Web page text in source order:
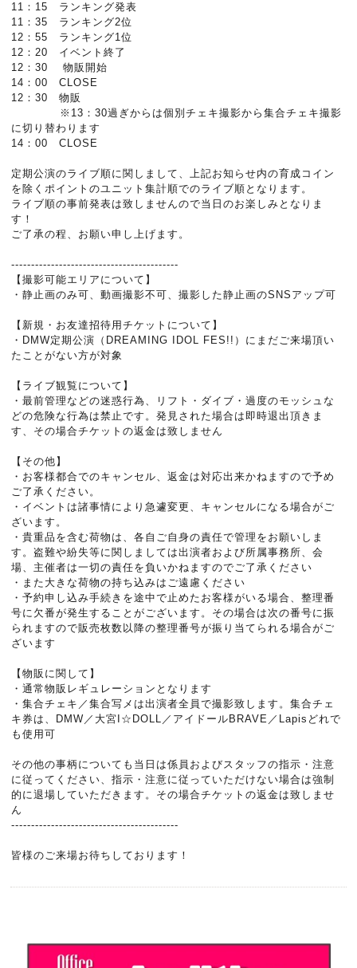
11：15 ランキング発表
11：35 ランキング2位
12：55 ランキング1位
12：20 イベント終了
12：30 物販開始
14：00 CLOSE
12：30 物販
※13：30過ぎからは個別チェキ撮影から集合チェキ撮影
に切り替わります
14：00 CLOSE
定期公演のライブ順に関しまして、上記お知らせ内の育成コイン
を除くポイントのユニット集計順でのライブ順となります。
ライブ順の事前発表は致しませんので当日のお楽しみとなりま
す！
ご了承の程、お願い申し上げます。
------------------------------------------
【撮影可能エリアについて】
・静止画のみ可、動画撮影不可、撮影した静止画のSNSアップ可
【新規・お友達招待用チケットについて】
・DMW定期公演（DREAMING IDOL FES!!）にまだご来場頂い
たことがない方が対象
【ライブ観覧について】
・最前管理などの迷惑行為、リフト・ダイブ・過度のモッシュな
どの危険な行為は禁止です。発見された場合は即時退出頂きま
す、その場合チケットの返金は致しません
【その他】
・お客様都合でのキャンセル、返金は対応出来かねますので予め
ご了承ください。
・イベントは諸事情により急遽変更、キャンセルになる場合がご
ざいます。
・貴重品を含む荷物は、各自ご自身の責任で管理をお願いしま
す。盗難や紛失等に関しましては出演者および所属事務所、会
場、主催者は一切の責任を負いかねますのでご了承ください
・また大きな荷物の持ち込みはご遠慮ください
・予約申し込み手続きを途中で止めたお客様がいる場合、整理番
号に欠番が発生することがございます。その場合は次の番号に振
られますので販売枚数以降の整理番号が振り当てられる場合がご
ざいます
【物販に関して】
・通常物販レギュレーションとなります
・集合チェキ／集合写メは出演者全員で撮影致します。集合チェ
キ券は、DMW／大宮I☆DOLL／アイドールBRAVE／Lapisどれで
も使用可
その他の事柄についても当日は係員およびスタッフの指示・注意
に従ってください、指示・注意に従っていただけない場合は強制
的に退場していただきます。その場合チケットの返金は致しませ
ん
------------------------------------------
皆様のご来場お待ちしております！